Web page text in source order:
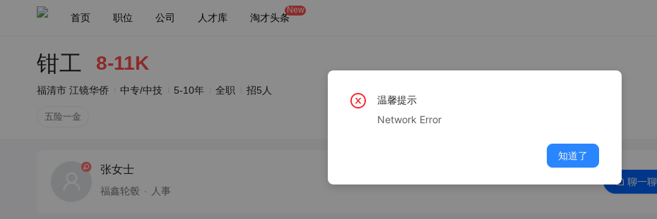
首页 职位 公司 人才库 淘才头条
New
钳工 8-11K
福清市 江镜华侨 中专/中技 5-10年 全职 招5人
五险一金
张女士
福鑫轮毂 人事
聊一聊
温馨提示
Network Error
知道了